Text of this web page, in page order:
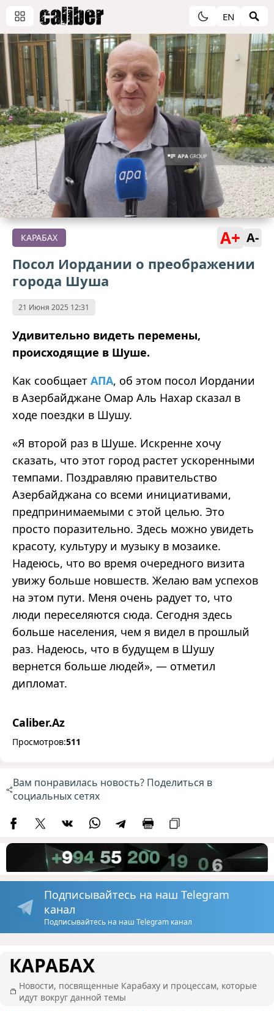
EN
КАРАБАХ A+ A-
Посол Иордании о преображении
города Шуша
21 Июня 2025 12:31
Удивительно видеть перемены,
происходящие в Шуше.
Как сообщает АПА, об этом посол Иордании
в Азербайджане Омар Аль Нахар сказал в
ходе поездки в Шушу.
«Я второй раз в Шуше. Искренне хочу
сказать, что этот город растет ускоренными
темпами. Поздравляю правительство
Азербайджана со всеми инициативами,
предпринимаемыми с этой целью. Это
просто поразительно. Здесь можно увидеть
красоту, культуру и музыку в мозаике.
Надеюсь, что во время очередного визита
увижу больше новшеств. Желаю вам успехов
на этом пути. Меня очень радует то, что
люди переселяются сюда. Сегодня здесь
больше населения, чем я видел в прошлый
раз. Надеюсь, что в будущем в Шушу
вернется больше людей», — отметил
дипломат.
Caliber.Az
Просмотров:511
Вам понравилась новость? Поделиться в
социальных сетях
Подписывайтесь на наш Telegram
канал
Подписывайтесь на наш Telegram канал
КАРАБАХ
Новости, посвященные Карабаху и процессам, которые
идут вокруг данной темы